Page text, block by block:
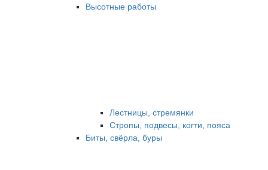
Высотные работы
Лестницы, стремянки
Стропы, подвесы, когти, пояса
Биты, свёрла, буры